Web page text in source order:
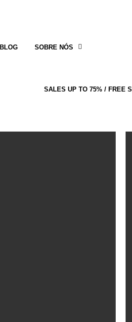
BLOG SOBRE NÓS
SALES UP TO 75% / FREE